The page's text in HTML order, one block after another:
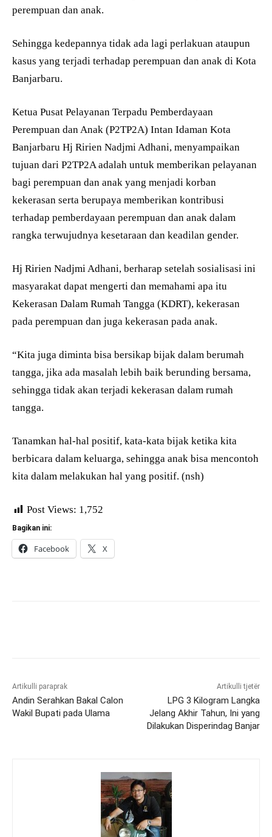
perempuan dan anak.
Sehingga kedepannya tidak ada lagi perlakuan ataupun
kasus yang terjadi terhadap perempuan dan anak di Kota
Banjarbaru.
Ketua Pusat Pelayanan Terpadu Pemberdayaan
Perempuan dan Anak (P2TP2A) Intan Idaman Kota
Banjarbaru Hj Ririen Nadjmi Adhani, menyampaikan
tujuan dari P2TP2A adalah untuk memberikan pelayanan
bagi perempuan dan anak yang menjadi korban
kekerasan serta berupaya memberikan kontribusi
terhadap pemberdayaan perempuan dan anak dalam
rangka terwujudnya kesetaraan dan keadilan gender.
Hj Ririen Nadjmi Adhani, berharap setelah sosialisasi ini
masyarakat dapat mengerti dan memahami apa itu
Kekerasan Dalam Rumah Tangga (KDRT), kekerasan
pada perempuan dan juga kekerasan pada anak.
“Kita juga diminta bisa bersikap bijak dalam berumah
tangga, jika ada masalah lebih baik berunding bersama,
sehingga tidak akan terjadi kekerasan dalam rumah
tangga.
Tanamkan hal-hal positif, kata-kata bijak ketika kita
berbicara dalam keluarga, sehingga anak bisa mencontoh
kita dalam melakukan hal yang positif. (nsh)
Post Views: 1,752
Bagikan ini:
Facebook X
Artikulli paraprak
Andin Serahkan Bakal Calon
Wakil Bupati pada Ulama
Artikulli tjetër
LPG 3 Kilogram Langka
Jelang Akhir Tahun, Ini yang
Dilakukan Disperindag Banjar